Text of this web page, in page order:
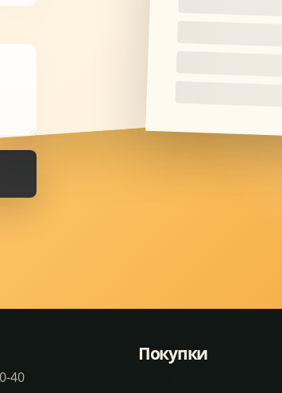
40
Покупки